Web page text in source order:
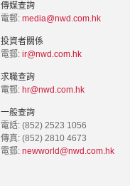
傳媒查詢
電郵: media@nwd.com.hk
投資者關係
電郵: ir@nwd.com.hk
求職查詢
電郵: hr@nwd.com.hk
一般查詢
電話: (852) 2523 1056
傳真: (852) 2810 4673
電郵: newworld@nwd.com.hk